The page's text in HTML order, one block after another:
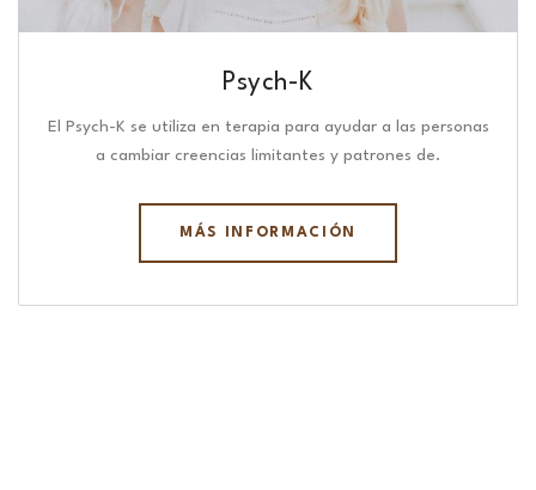
Psych-K
El Psych-K se utiliza en terapia para ayudar a las personas
a cambiar creencias limitantes y patrones de.
MÁS INFORMACIÓN